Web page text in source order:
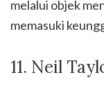
melalui objek
memasuki
11. Neil